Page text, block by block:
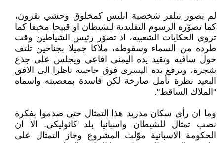
لم يصور بيلفر شخصية ابليس كمخلوق وحشي بقرون،
كما تصوّره الرسوم التقليدية للشيطان او قبيحا مخيفا كما
تروي الحكايات الشعبية، اذ تصوّر رئيس الشياطين وقت
طرده من السماء وسقوطه، ملاكا جميلا بجناحين تلتف
حول ساقيه وتقيد يده اليمنى افاعي ويجلس على جذع
شجرة، ويرفع يده اليسرى فوق حاجبيه ناظرا الى الافق
البعيد نظرة تأمل صارخة لكن فاسدة بمعصيته واسماه
"الملاك الساقط".
وما ان رأى سكان مدريد هذا التمثال حتى صدموا بفكرة
نصب تمثال للشيطان واسبانيا بلد كاثوليكي. الا ان
الحكومة الاسبانية موّلت المشروع وحاز التمثال على